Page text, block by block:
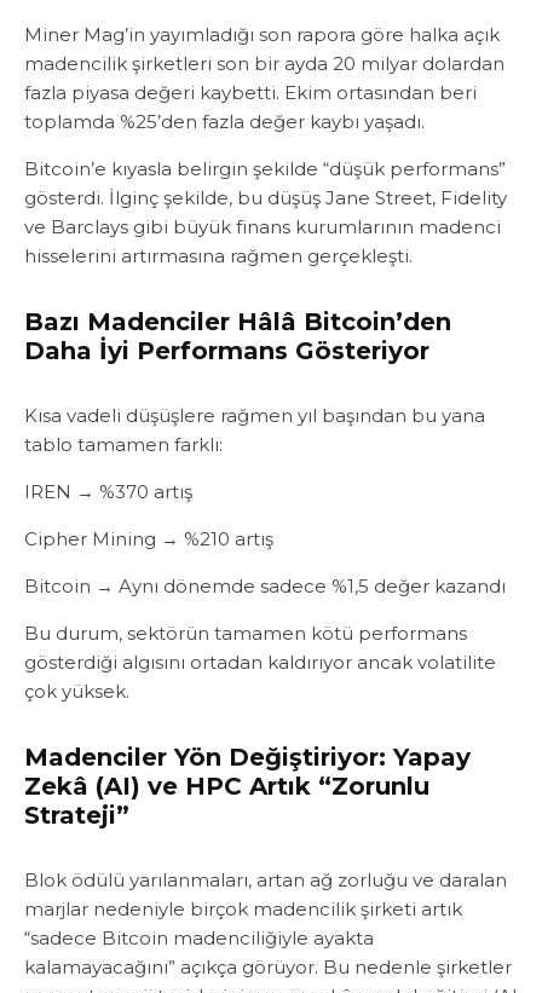
Miner Mag’in yayımladığı son rapora göre halka açık
madencilik şirketleri son bir ayda 20 milyar dolardan
fazla piyasa değeri kaybetti‎‎. Ekim ortasından beri
toplamda %25’den fazla değer kaybı yaşadı.‎‎
Bitcoin’e kıyasla belirgin şekilde “düşük performans”
gösterdi. ‎‎‎İlginç şekilde, bu düşüş Jane Street, Fidelity
ve Barclays gibi büyük finans kurumlarının madenci
hisselerini artırmasına rağmen gerçekleşti.‎‎‎
Bazı Madenciler Hâlâ Bitcoin’den
Daha İyi Performans Gösteriyor‎‎
Kısa vadeli düşüşlere rağmen yıl başından bu yana
tablo tamamen farklı:‎‎
IREN → %370 artış
‎‎Cipher Mining → %210 artış‎‎
Bitcoin → Aynı dönemde sadece %1,5 değer kazandı‎‎‎
Bu durum, sektörün tamamen kötü performans
gösterdiği algısını ortadan kaldırıyor ancak volatilite
çok yüksek.‎‎‎
Madenciler Yön Değiştiriyor: Yapay
Zekâ (AI) ve HPC Artık “Zorunlu
Strateji”‎‎
Blok ödülü yarılanmaları, artan ağ zorluğu ve daralan
marjlar nedeniyle birçok madencilik şirketi artık
“sadece Bitcoin madenciliğiyle ayakta
kalamayacağını” açıkça görüyor.‎‎ Bu nedenle şirketler